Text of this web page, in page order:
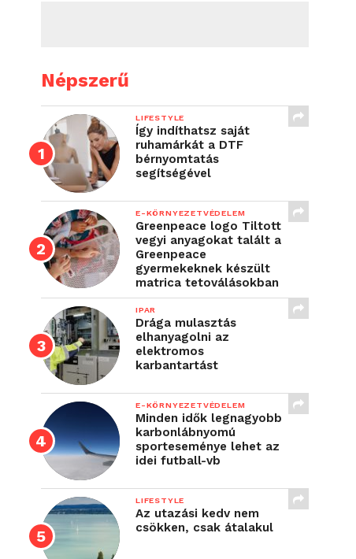
Népszerű
LIFESTYLE
Így indíthatsz saját
ruhamárkát a DTF
bérnyomtatás
segítségével
E-KÖRNYEZETVÉDELEM
Greenpeace logo Tiltott
vegyi anyagokat talált a
Greenpeace
gyermekeknek készült
matrica tetoválásokban
IPAR
Drága mulasztás
elhanyagolni az
elektromos
karbantartást
E-KÖRNYEZETVÉDELEM
Minden idők legnagyobb
karbonlábnyomú
sporteseménye lehet az
idei futball-vb
LIFESTYLE
Az utazási kedv nem
csökken, csak átalakul